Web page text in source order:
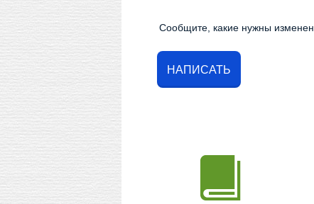
Сообщите, какие нужны
НАПИСАТЬ